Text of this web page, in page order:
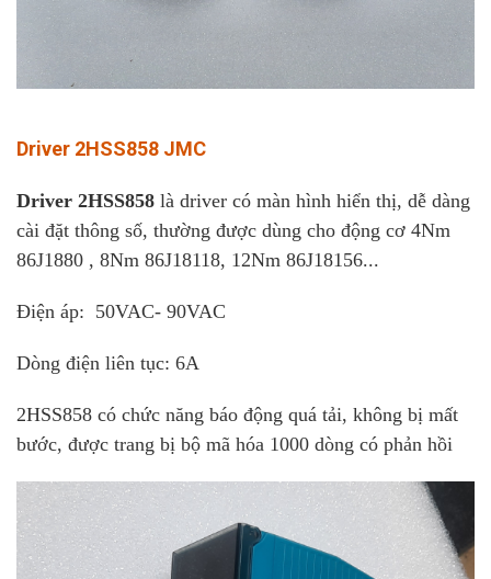
Driver 2HSS858 JMC
Driver 2HSS858 là driver có màn hình hiển thị, dễ dàng
cài đặt thông số, thường được dùng cho động cơ 4Nm
86J1880 , 8Nm 86J18118, 12Nm 86J18156...
Điện áp: 50VAC- 90VAC
Dòng điện liên tục: 6A
2HSS858 có chức năng báo động quá tải, không bị mất
bước, được trang bị bộ mã hóa 1000 dòng có phản hồi